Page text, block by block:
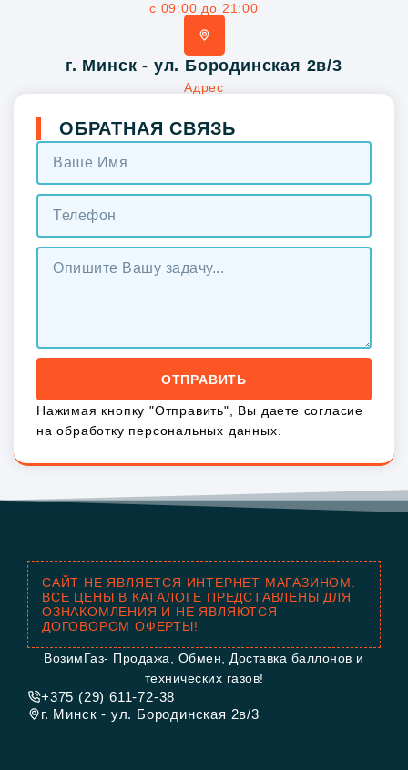
с 09:00 до 21:00
г. Минск - ул. Бородинская 2в/3
Адрес
ОБРАТНАЯ СВЯЗЬ
ОТПРАВИТЬ
Нажимая кнопку "Отправить", Вы даете согласие
на обработку персональных данных.
САЙТ НЕ ЯВЛЯЕТСЯ ИНТЕРНЕТ МАГАЗИНОМ.
ВСЕ ЦЕНЫ В КАТАЛОГЕ ПРЕДСТАВЛЕНЫ ДЛЯ
ОЗНАКОМЛЕНИЯ И НЕ ЯВЛЯЮТСЯ
ДОГОВОРОМ ОФЕРТЫ!
ВозимГаз- Продажа, Обмен, Доставка баллонов и
технических газов!
+375 (29) 611-72-38
г. Минск - ул. Бородинская 2в/3